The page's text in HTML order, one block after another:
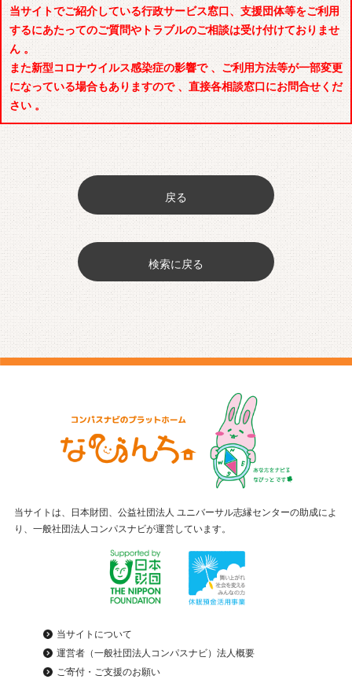
当サイトでご紹介している行政サービス窓口、支援団体等をご利用
するにあたってのご質問やトラブルのご相談は受け付けておりませ
ん 。
また新型コロナウイルス感染症の影響で 、ご利用方法等が一部変更
になっている場合もありますので 、直接各相談窓口にお問合せくだ
さい 。
戻る
検索に戻る
当サイトは、日本財団、公益社団法人 ユニバーサル志縁センターの助成によ
り、一般社団法人コンパスナビが運営しています。
当サイトについて
運営者（一般社団法人コンパスナビ）法人概要
ご寄付・ご支援のお願い